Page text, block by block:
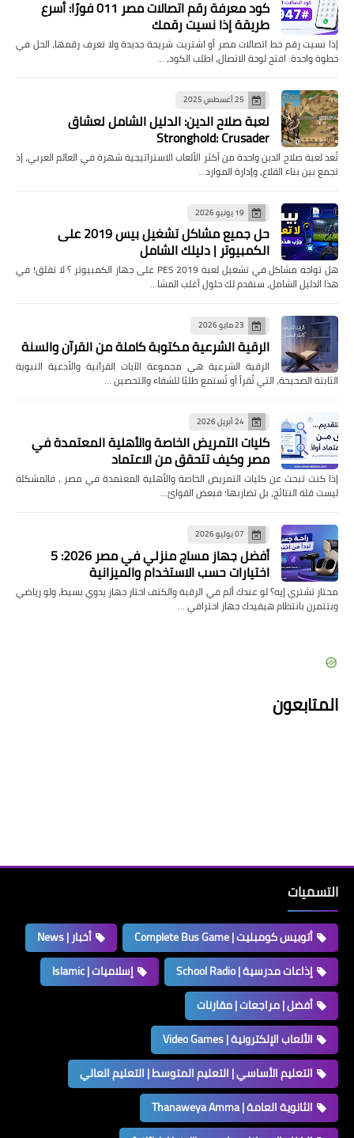
كود معرفة رقم اتصالات مصر 011 فورًا: أسرع
طريقة إذا نسيت رقمك
إذا نسيت رقم خط اتصالات مصر أو اشتريت شريحة جديدة ولا تعرف رقمها، الحل في
خطوة واحدة: افتح لوحة الاتصال، اطلب الكود، …
25 أغسطس 2025
لعبة صلاح الدين: الدليل الشامل لعشاق
Stronghold: Crusader
تُعد لعبة صلاح الدين واحدة من أكثر الألعاب الاستراتيجية شهرة في العالم العربي، إذ
تجمع بين بناء القلاع، وإدارة الموارد…
19 يونيو 2026
حل جميع مشاكل تشغيل بيس 2019 على
الكمبيوتر | دليلك الشامل
هل تواجه مشاكل في تشغيل لعبة PES 2019 على جهاز الكمبيوتر ؟ لا تقلق! في
هذا الدليل الشامل، سنقدم لك حلول أغلب المشا…
23 مايو 2026
الرقية الشرعية مكتوبة كاملة من القرآن والسنة
الرقية الشرعية هي مجموعة الآيات القرآنية والأدعية النبوية
الثابتة الصحيحة، التي تُقرأ أو تُستمع طلبًا للشفاء والتحصين …
24 أبريل 2026
كليات التمريض الخاصة والأهلية المعتمدة في
مصر وكيف تتحقق من الاعتماد
إذا كنت تبحث عن كليات التمريض الخاصة والأهلية المعتمدة في مصر ، فالمشكلة
ليست قلة النتائج، بل تضاربها؛ فبعض القوائ…
07 يوليو 2026
أفضل جهاز مساج منزلي في مصر 2026: 5
اختيارات حسب الاستخدام والميزانية
محتار تشتري إيه؟ لو عندك ألم في الرقبة والكتف اختار جهاز يدوي بسيط، ولو رياضي
وبتتمرن بانتظام هيفيدك جهاز احترافي …
المتابعون
التسميات
أتوبيس كومبليت | Complete Bus Game
أخبار | News
إذاعات مدرسية | School Radio
إسلاميات | Islamic
أفضل | مراجعات | مقارنات
الألعاب الإلكترونية | Video Games
التعليم الأساسي | التعليم المتوسط | التعليم العالي
الثانوية العامة | Thanaweya Amma